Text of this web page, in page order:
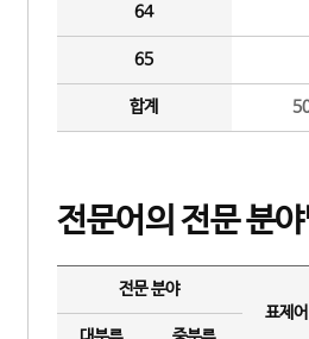
64
65
합계
전문어의 전문 분
전문 분야
표제